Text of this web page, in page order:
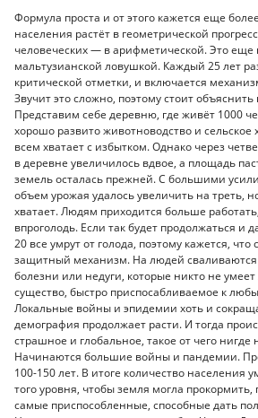
Формула проста и от этого кажется еще
населения растёт в геометрической
человеческих — в арифметической. Это еще
мальтузианской ловушкой. Каждый 25 лет
критической отметки, и включается
Звучит это сложно, поэтому стоит
Представим себе деревню, где живёт 1000
хорошо развито животноводство и сельское
всем хватает с избытком. Однако через
в деревне увеличилось вдвое, а площадь
земель осталась прежней. С большими
объем урожая удалось увеличить на треть,
хватает. Людям приходится больше
впроголодь. Если так будет продолжаться и
20 все умрут от голода, поэтому кажется,
защитный механизм. На людей
болезни или недуги, которые никто не
существо, быстро приспосабливаемое к
Локальные войны и эпидемии хоть и
демография продолжает расти. И тогда
страшное и глобальное, такое от чего нигде
Начинаются большие войны и пандемии.
100-150 лет. В итоге количество населения
того уровня, чтобы земля могла
самые приспособленные, способные дать